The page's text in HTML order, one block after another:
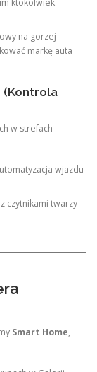
ktokolwiek
na gorzej
markę auta
(Kontrola
w strefach
wjazdu
czytnikami twarzy
Smart Home,